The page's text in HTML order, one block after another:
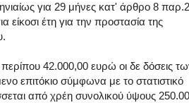
για 29 μήνες κατ' άρθρο 8 παρ.2
έτη για την προστασία της
42.000,00 ευρώ οι δε δόσεις
επιτόκιο σύμφωνα με το στατιστικό
από χρέη συνολικού ύψους